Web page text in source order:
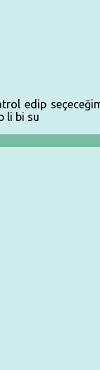
edip
li bi su